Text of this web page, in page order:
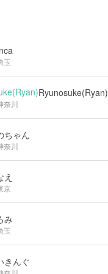
玉
Ryunosuke(Ryan)
奈川
ちゃん
奈川
え
京
み
玉
きんぐ